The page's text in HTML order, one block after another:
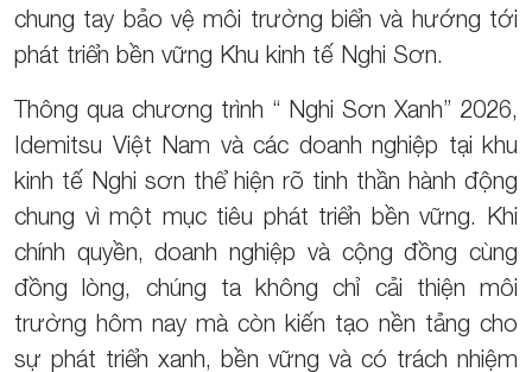
chung tay bảo vệ môi trường biển và hướng tới
phát triển bền vững Khu kinh tế Nghi Sơn.
Thông qua chương trình “ Nghi Sơn Xanh” 2026,
Idemitsu Việt Nam và các doanh nghiệp tại khu
kinh tế Nghi sơn thể hiện rõ tinh thần hành động
chung vì một mục tiêu phát triển bền vững. Khi
chính quyền, doanh nghiệp và cộng đồng cùng
đồng lòng, chúng ta không chỉ cải thiện môi
trường hôm nay mà còn kiến tạo nền tảng cho
sự phát triển xanh, bền vững và có trách nhiệm